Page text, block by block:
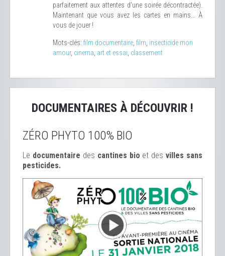
parfaitement aux attentes d'une soirée décontractée).
Maintenant que vous avez les cartes en mains... À
vous de jouer !
Mots-clés: film documentaire film insecticide mon
amour, cinema art et essai classement
DOCUMENTAIRES À DÉCOUVRIR !
ZÉRO PHYTO 100% BIO
Le documentaire des cantines bio et desvilles sans
pesticides.